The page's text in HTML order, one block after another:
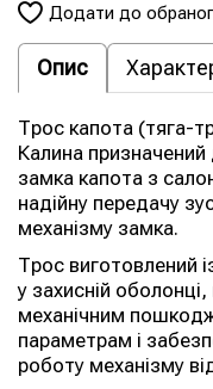
Додати до
Опис
Трос капота (тяга-
Калина призначений
замка капота з
надійну передачу
механізму замка.
Трос виготовлений
у захисній
механічним
параметрам і
роботу механізму